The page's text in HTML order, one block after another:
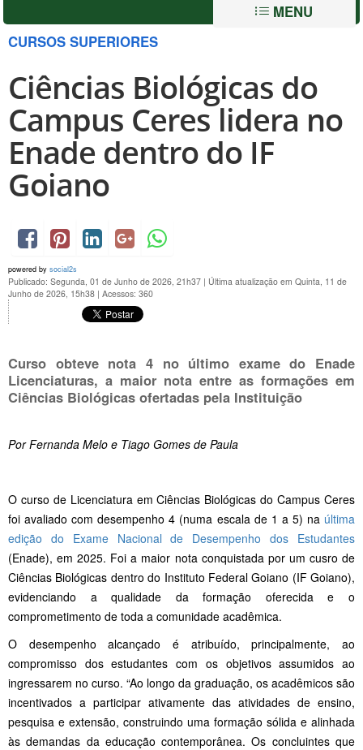
MENU
CURSOS SUPERIORES
Ciências Biológicas do
Campus Ceres lidera no
Enade dentro do IF
Goiano
powered by social2s
Publicado: Segunda, 01 de Junho de 2026, 21h37 | Última atualização em Quinta, 11 de
Junho de 2026, 15h38 | Acessos: 360
Curso obteve nota 4 no último exame do Enade
Licenciaturas, a maior nota entre as formações em
Ciências Biológicas ofertadas pela Instituição
Por Fernanda Melo e Tiago Gomes de Paula
O curso de Licenciatura em Ciências Biológicas do Campus Ceres
foi avaliado com desempenho 4 (numa escala de 1 a 5) na última
edição do Exame Nacional de Desempenho dos Estudantes
(Enade), em 2025. Foi a maior nota conquistada por um cusro de
Ciências Biológicas dentro do Instituto Federal Goiano (IF Goiano),
evidenciando a qualidade da formação oferecida e o
comprometimento de toda a comunidade acadêmica.
O desempenho alcançado é atribuído, principalmente, ao
compromisso dos estudantes com os objetivos assumidos ao
ingressarem no curso. “Ao longo da graduação, os acadêmicos são
incentivados a participar ativamente das atividades de ensino,
pesquisa e extensão, construindo uma formação sólida e alinhada
às demandas da educação contemporânea. Os concluintes que